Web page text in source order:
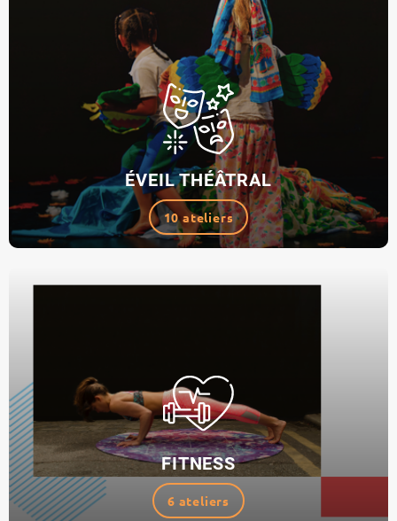
ÉVEIL THÉÂTRAL
10 ateliers
FITNESS
6 ateliers